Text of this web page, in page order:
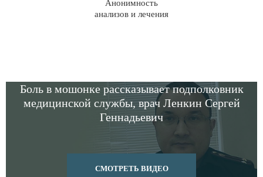
Анонимность
анализов и лечения
Боль в мошонке рассказывает подполковник
медицинской службы, врач Ленкин Сергей
Геннадьевич